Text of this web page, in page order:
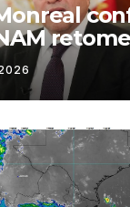
e inicie el
mediante el